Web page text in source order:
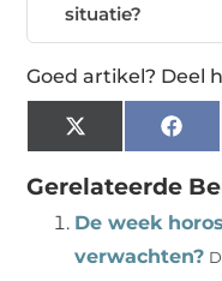
situatie?
Goed artikel? Deel
X
(Twitter)
Gerelateerde
De week
verwachten?